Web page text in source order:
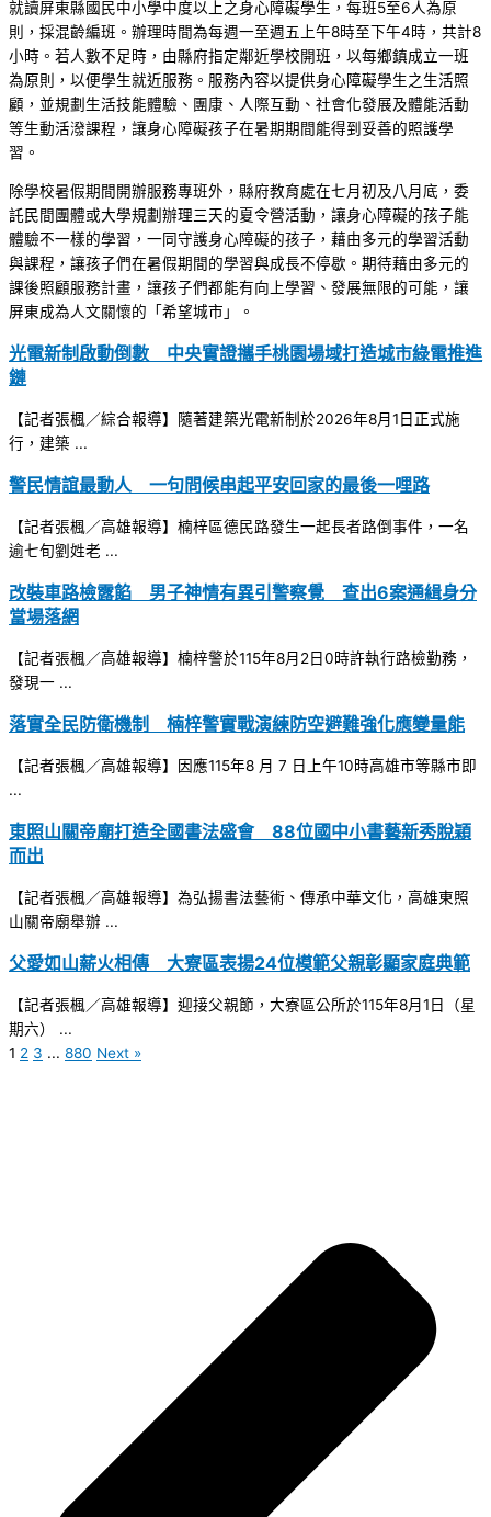
就讀屏東縣國民中小學中度以上之身心障礙學生，每班5至6人為原
則，採混齡編班。辦理時間為每週一至週五上午8時至下午4時，共計8
小時。若人數不足時，由縣府指定鄰近學校開班，以每鄉鎮成立一班
為原則，以便學生就近服務。服務內容以提供身心障礙學生之生活照
顧，並規劃生活技能體驗、團康、人際互動、社會化發展及體能活動
等生動活潑課程，讓身心障礙孩子在暑期期間能得到妥善的照護學
習。
除學校暑假期間開辦服務專班外，縣府教育處在七月初及八月底，委
託民間團體或大學規劃辦理三天的夏令營活動，讓身心障礙的孩子能
體驗不一樣的學習，一同守護身心障礙的孩子，藉由多元的學習活動
與課程，讓孩子們在暑假期間的學習與成長不停歇。期待藉由多元的
課後照顧服務計畫，讓孩子們都能有向上學習、發展無限的可能，讓
屏東成為人文關懷的「希望城市」。
光電新制啟動倒數 中央實證攜手桃園場域打造城市綠電推進
鏈
【記者張楓／綜合報導】隨著建築光電新制於2026年8月1日正式施
行，建築 ...
警民情誼最動人 一句問候串起平安回家的最後一哩路
【記者張楓／高雄報導】楠梓區德民路發生一起長者路倒事件，一名
逾七旬劉姓老 ...
改裝車路檢露餡 男子神情有異引警察覺 查出6案通緝身分
當場落網
【記者張楓／高雄報導】楠梓警於115年8月2日0時許執行路檢勤務，
發現一 ...
落實全民防衛機制 楠梓警實戰演練防空避難強化應變量能
【記者張楓／高雄報導】因應115年8 月 7 日上午10時高雄市等縣市即
...
東照山關帝廟打造全國書法盛會 88位國中小書藝新秀脫穎
而出
【記者張楓／高雄報導】為弘揚書法藝術、傳承中華文化，高雄東照
山關帝廟舉辦 ...
父愛如山薪火相傳 大寮區表揚24位模範父親彰顯家庭典範
【記者張楓／高雄報導】迎接父親節，大寮區公所於115年8月1日（星
期六） ...
1 2 3 ... 880 Next »